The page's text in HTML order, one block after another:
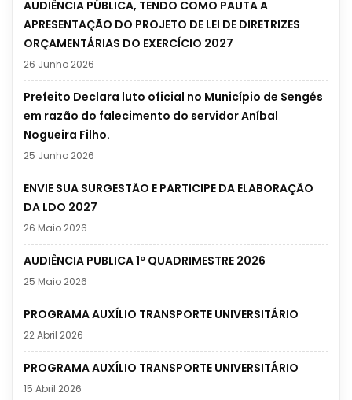
AUDIÊNCIA PÚBLICA, TENDO COMO PAUTA A
APRESENTAÇÃO DO PROJETO DE LEI DE DIRETRIZES
ORÇAMENTÁRIAS DO EXERCÍCIO 2027
26 Junho 2026
Prefeito Declara luto oficial no Município de Sengés
em razão do falecimento do servidor Aníbal
Nogueira Filho.
25 Junho 2026
ENVIE SUA SURGESTÃO E PARTICIPE DA ELABORAÇÃO
DA LDO 2027
26 Maio 2026
AUDIÊNCIA PUBLICA 1º QUADRIMESTRE 2026
25 Maio 2026
PROGRAMA AUXÍLIO TRANSPORTE UNIVERSITÁRIO
22 Abril 2026
PROGRAMA AUXÍLIO TRANSPORTE UNIVERSITÁRIO
15 Abril 2026